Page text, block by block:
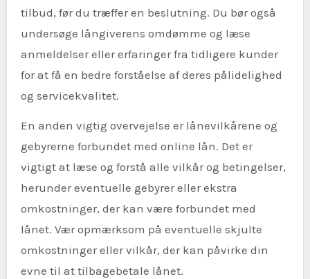
tilbud, før du træffer en beslutning. Du bør også
undersøge långiverens omdømme og læse
anmeldelser eller erfaringer fra tidligere kunder
for at få en bedre forståelse af deres pålidelighed
og servicekvalitet.
En anden vigtig overvejelse er lånevilkårene og
gebyrerne forbundet med online lån. Det er
vigtigt at læse og forstå alle vilkår og betingelser,
herunder eventuelle gebyrer eller ekstra
omkostninger, der kan være forbundet med
lånet. Vær opmærksom på eventuelle skjulte
omkostninger eller vilkår, der kan påvirke din
evne til at tilbagebetale lånet.